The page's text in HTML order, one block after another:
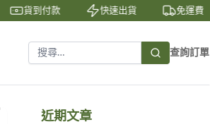
貨到付款 快速出貨 免運費
查詢訂單
近期文章